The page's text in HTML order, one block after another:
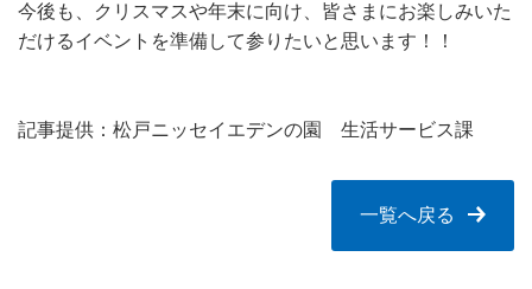
今後も、クリスマスや年末に向け、皆さまにお楽しみいた
だけるイベントを準備して参りたいと思います！！
記事提供：松戸ニッセイエデンの園 生活サービス課
一覧へ戻る